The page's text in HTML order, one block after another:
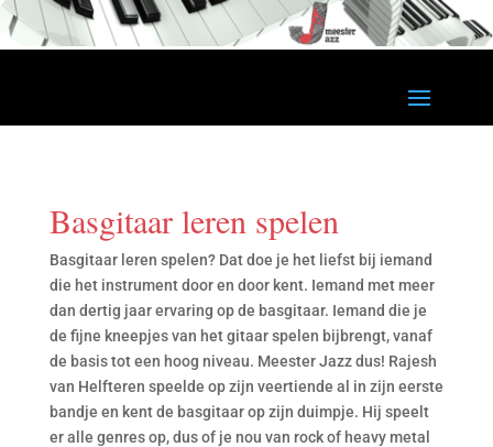
Basgitaar leren spelen
Basgitaar leren spelen? Dat doe je het liefst bij iemand
die het instrument door en door kent. Iemand met meer
dan dertig jaar ervaring op de basgitaar. Iemand die je
de fijne kneepjes van het gitaar spelen bijbrengt, vanaf
de basis tot een hoog niveau. Meester Jazz dus! Rajesh
van Helfteren speelde op zijn veertiende al in zijn eerste
bandje en kent de basgitaar op zijn duimpje. Hij speelt
er alle genres op, dus of je nou van rock of heavy metal